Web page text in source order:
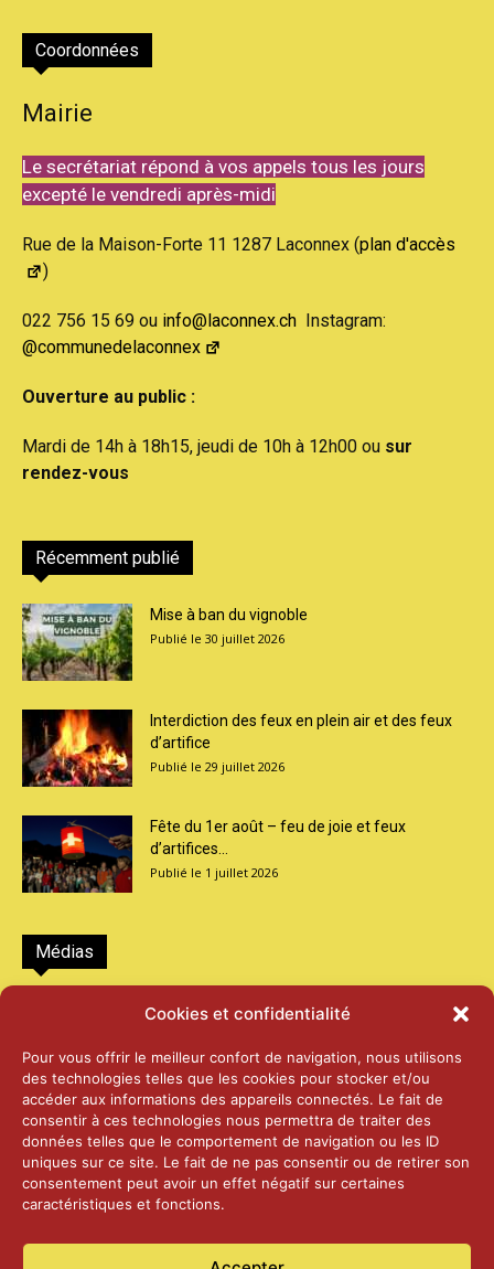
Cookies et confidentialité
Pour vous offrir le meilleur confort de navigation, nous utilisons
des technologies telles que les cookies pour stocker et/ou
accéder aux informations des appareils connectés. Le fait de
consentir à ces technologies nous permettra de traiter des
données telles que le comportement de navigation ou les ID
uniques sur ce site. Le fait de ne pas consentir ou de retirer son
consentement peut avoir un effet négatif sur certaines
caractéristiques et fonctions.
Coordonnées
Mairie
Le secrétariat répond à vos appels tous les jours
excepté le vendredi après-midi
Rue de la Maison-Forte 11 1287 Laconnex (plan d'accès
)
022 756 15 69 ou info@laconnex.ch Instagram:
@communedelaconnex
Ouverture au public :
Mardi de 14h à 18h15, jeudi de 10h à 12h00 ou sur
rendez-vous
Récemment publié
Mise à ban du vignoble
30 juillet 2026
Interdiction des feux en plein air et des feux
d’artifice
29 juillet 2026
Fête du 1er août – feu de joie et feux
d’artifices...
1 juillet 2026
Médias
2026 – Laiterie d’Orsières et Abbaye de St-
25 juin 2026
2025 – Palais Fédéral – Berne
25 juin 2026
14 janvier 2025